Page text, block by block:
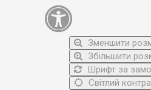
Зменшити
Збільшити
Шрифт за
Світлий